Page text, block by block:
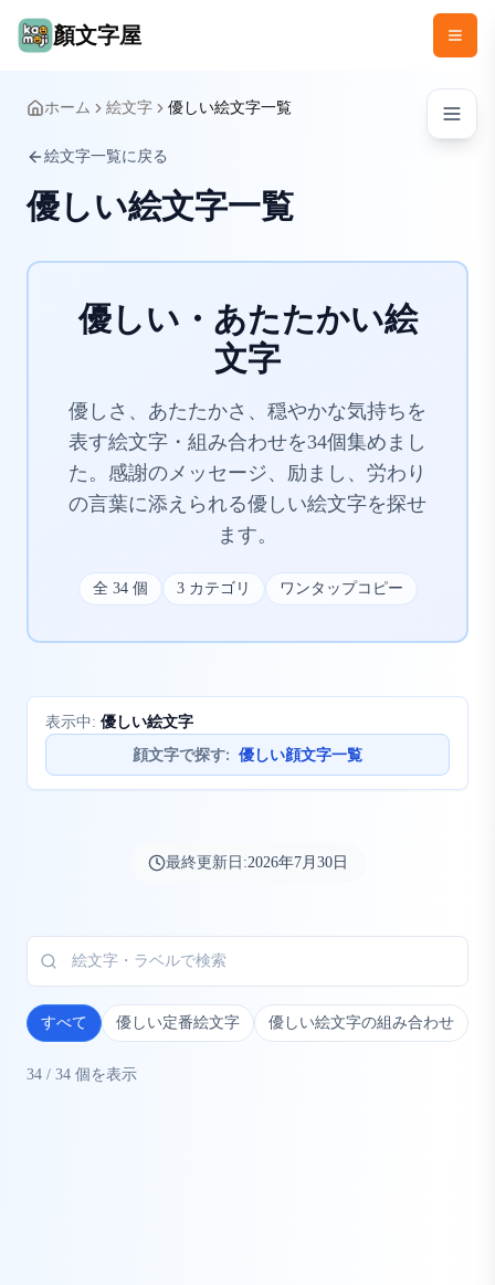
顏文字屋
ホーム 絵文字 優しい絵文字一覧
絵文字一覧に戻る
優しい絵文字一覧
優しい・あたたかい絵
文字
優しさ、あたたかさ、穏やかな気持ちを
表す絵文字・組み合わせを34個集めまし
た。感謝のメッセージ、励まし、労わり
の言葉に添えられる優しい絵文字を探せ
ます。
全 34個 3カテゴリ ワンタップコピー
表示中: 優しい絵文字
顔文字で探す: 優しい顔文字一覧
最終更新日:2026年7月30日
すべて 優しい定番絵文字 優しい絵文字の組み合わせ
34 / 34 個を表示